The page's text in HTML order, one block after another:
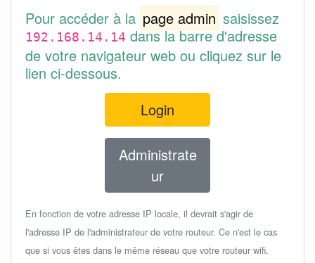
Pour accéder à la page admin saisissez
192.168.14.14 dans la barre d'adresse
de votre navigateur web ou cliquez sur le
lien ci-dessous.
Login
Administrate
ur
En fonction de votre adresse IP locale, il devrait s'agir de
l'adresse IP de l'administrateur de votre routeur. Ce n'est le cas
que si vous êtes dans le même réseau que votre routeur wifi.